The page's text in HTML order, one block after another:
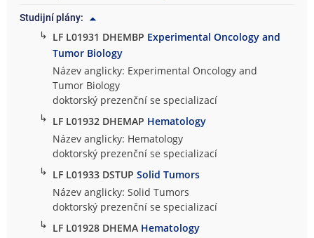
Studijní plány:
↳ LF L01931 DHEMBP Experimental Oncology and
Tumor Biology
Název anglicky: Experimental Oncology and
Tumor Biology
doktorský prezenční se specializací
↳ LF L01932 DHEMAP Hematology
Název anglicky: Hematology
doktorský prezenční se specializací
↳ LF L01933 DSTUPSolid Tumors
Název anglicky: Solid Tumors
doktorský prezenční se specializací
↳ LF L01928 DHEMA Hematology